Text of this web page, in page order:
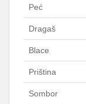
Peć
Dragaš
Blace
Priština
Sombor